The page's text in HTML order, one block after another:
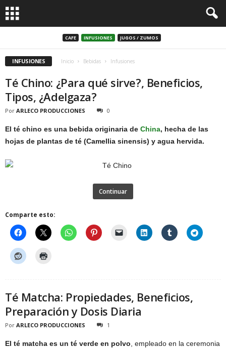
CAFE INFUSIONES JUGOS / ZUMOS
INFUSIONES Inicio Bebidas Infusiones
Té Chino: ¿Para qué sirve?, Beneficios,
Tipos, ¿Adelgaza?
Por ARLECO PRODUCCIONES 0
El té chino es una bebida originaria de China, hecha de las
hojas de plantas de té (Camellia sinensis) y agua hervida.
Continuar
Comparte esto:
Té Matcha: Propiedades, Beneficios,
Preparación y Dosis Diaria
Por ARLECO PRODUCCIONES 1
El té matcha es un té verde en polvo , empleado en la ceremonia